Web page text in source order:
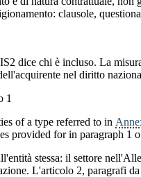
clausole,
dice chi è incluso. La
nel diritto
1
of a type referred to in
provided for in paragraph
stessa: il settore
L'articolo 2, paragrafi